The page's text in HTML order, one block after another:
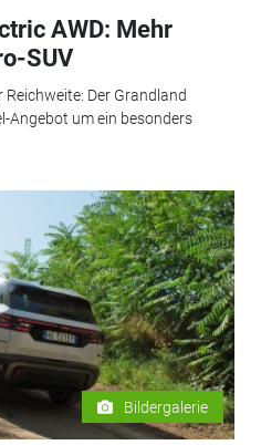
AWD: Mehr
SUV
Der Grandland
Angebot um ein besonders
Bildergalerie